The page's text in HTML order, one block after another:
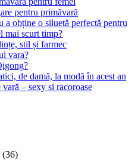
pentru primăvară
a obține o siluetă perfectă pentru
mai scurt timp?
stil și farmec
vara?
de damă, la modă în acest an
– sexy si racoroase
(36)